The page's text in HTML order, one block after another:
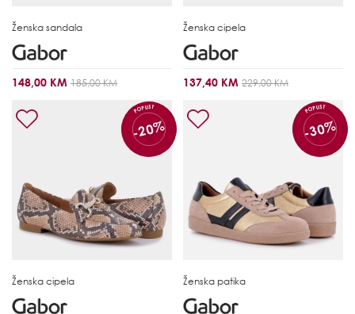
Ženska sandala
148,00 KM 185,00 KM
Ženska cipela
137,40 KM 229,00 KM
POPUST
-20%
Ženska cipela
POPUST
-30%
Ženska patika